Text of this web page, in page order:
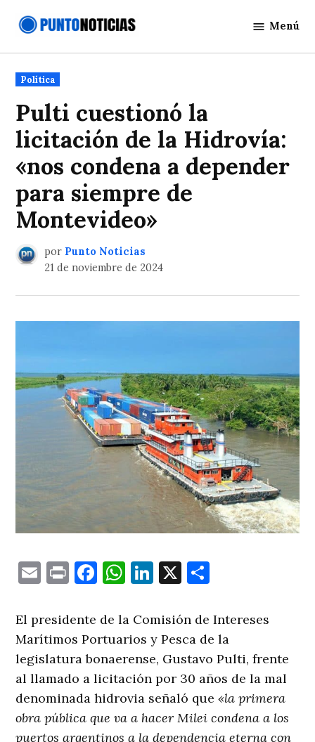
Noticias
Menú
Publicado
en
Política
Pulti cuestionó la
licitación de la Hidrovía:
«nos condena a depender
para siempre de
Montevideo»
por Punto Noticias
21 de noviembre de 2024
EmailPrintFacebook
WhatsApp
LinkedIn
X
El presidente de la Comisión de Intereses
Marítimos Portuarios y Pesca de la
legislatura bonaerense, Gustavo Pulti, frente
al llamado a licitación por 30 años de la mal
denominada hidrovia señaló que«la primera
obra pública que va a hacer Milei condena a los
puertos argentinos a la dependencia eterna con